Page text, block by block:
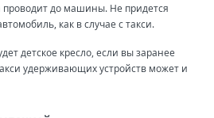
проводит до машины. Не придется
как в случае с такси.
детское кресло, если вы заранее
удерживающих устройств может и